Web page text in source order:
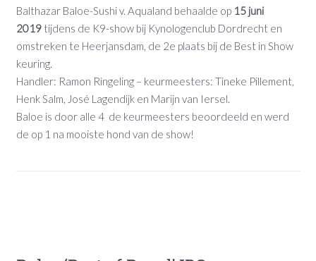
Balthazar Baloe-Sushi v. Aqualand behaalde op 15 juni
2019tijdens de K9-show bij Kynologenclub Dordrecht en
omstreken te Heerjansdam, de 2e plaats bij de Best in Show
keuring.
Handler: Ramon Ringeling – keurmeesters: Tineke Pillement,
Henk Salm, José Lagendijk en Marijn van Iersel.
Baloe is door alle 4 de keurmeesters beoordeeld en werd
de op 1 na mooiste hond van de show!